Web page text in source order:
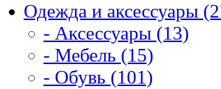
Одежда и аксессуары
- Аксессуары (13)
- Мебель (15)
- Обувь (101)